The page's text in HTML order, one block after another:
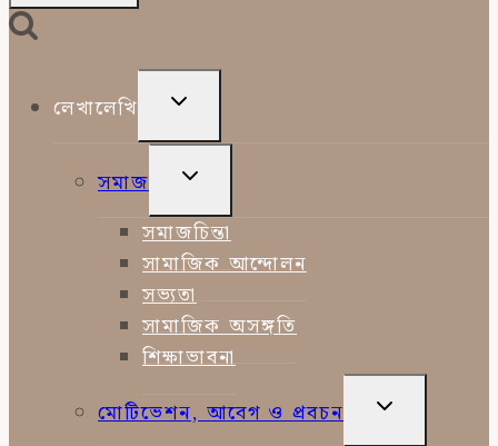
লেখালেখি
TOGGLE
MENU
সমাজ
TOGGLE
MENU
সমাজচিন্তা
সামাজিক আন্দোলন
সভ্যতা
সামাজিক অসঙ্গতি
শিক্ষাভাবনা
মোটিভেশন, আবেগ ও প্রবচন
TOGGLE